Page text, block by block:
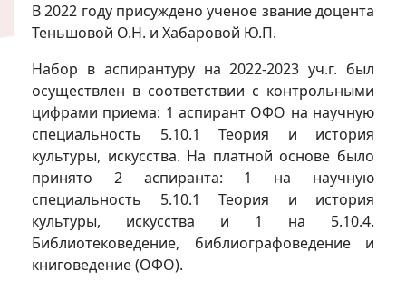
В 2022 году присуждено ученое звание доцента
Теньшовой О.Н. и Хабаровой Ю.П.
Набор в аспирантуру на 2022-2023 уч.г. был
осуществлен в соответствии с контрольными
цифрами приема: 1 аспирант ОФО на научную
специальность 5.10.1 Теория и история
культуры, искусства. На платной основе было
принято 2 аспиранта: 1 на научную
специальность 5.10.1 Теория и история
культуры, искусства и 1 на 5.10.4.
Библиотековедение, библиографоведение и
книговедение (ОФО).